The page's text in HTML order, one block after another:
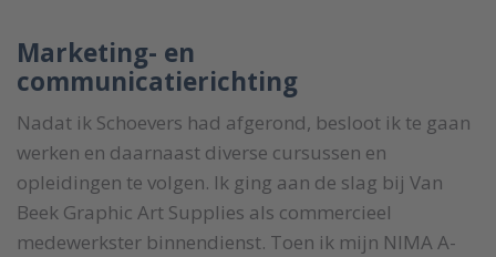
Marketing- en
communicatierichting
Nadat ik Schoevers had afgerond, besloot ik te gaan
werken en daarnaast diverse cursussen en
opleidingen te volgen. Ik ging aan de slag bij Van
Beek Graphic Art Supplies als commercieel
medewerkster binnendienst. Toen ik mijn NIMA A-